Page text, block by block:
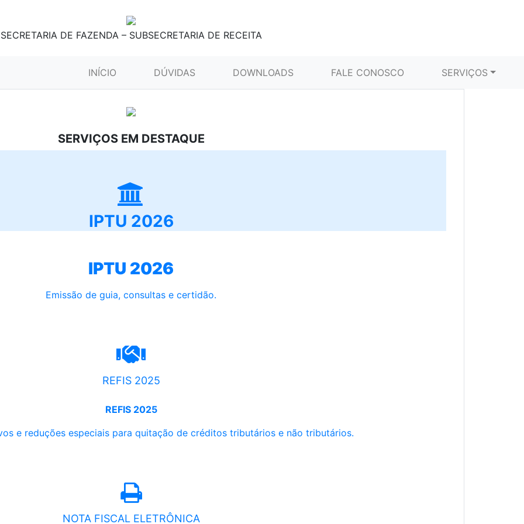
SECRETARIA DE FAZENDA – SUBSECRETARIA DE RECEITA
INÍCIO (CURRENT)DÚVIDAS DOWNLOADS FALE CONOSCO SERVIÇOS
SERVIÇOS EM DESTAQUE
IPTU 2026
IPTU 2026
Emissão de guia, consultas e certidão.
REFIS 2025
REFIS 2025
e reduções especiais para quitação de créditos tributários e não tributários.
NOTA FISCAL ELETRÔNICA